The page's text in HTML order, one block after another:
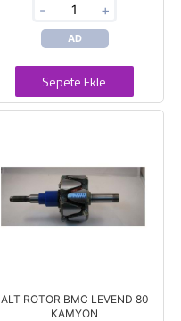
- +
AD
Sepete Ekle
ALT ROTOR BMC LEVEND 80
KAMYON